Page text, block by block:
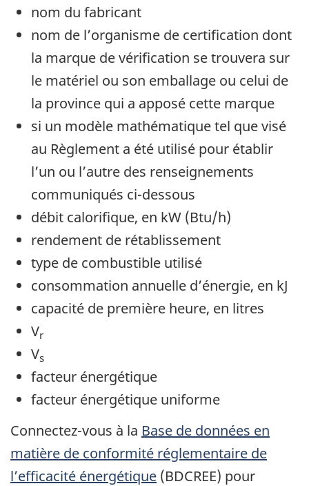
nom du fabricant
nom de l’organisme de certification dont
la marque de vérification se trouvera sur
le matériel ou son emballage ou celui de
la province qui a apposé cette marque
si un modèle mathématique tel que visé
au Règlement a été utilisé pour établir
l’un ou l’autre des renseignements
communiqués ci-dessous
débit calorifique, en kW (Btu/h)
rendement de rétablissement
type de combustible utilisé
consommation annuelle d’énergie, en kJ
capacité de première heure, en litres
Vr
Vs
facteur énergétique
facteur énergétique uniforme
Connectez-vous à la Base de données en
matière de conformité réglementaire de
l’efficacité énergétique (BDCREE) pour